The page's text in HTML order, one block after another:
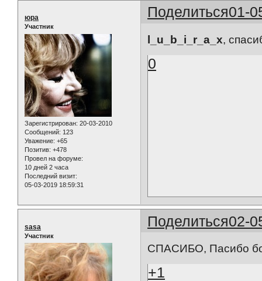
Поделиться01-
юра
Участник
Зарегистрирован: 20-03-2010
Сообщений: 123
Уважение: +65
Позитив: +478
Провел на форуме:
10 дней 2 часа
Последний визит:
05-03-2019 18:59:31
l_u_b_i_r_a_x,
0
Поделиться02-
sasa
Участник
СПАСИБО, Пасибо
+1